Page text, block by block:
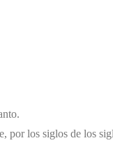
por los siglos de los